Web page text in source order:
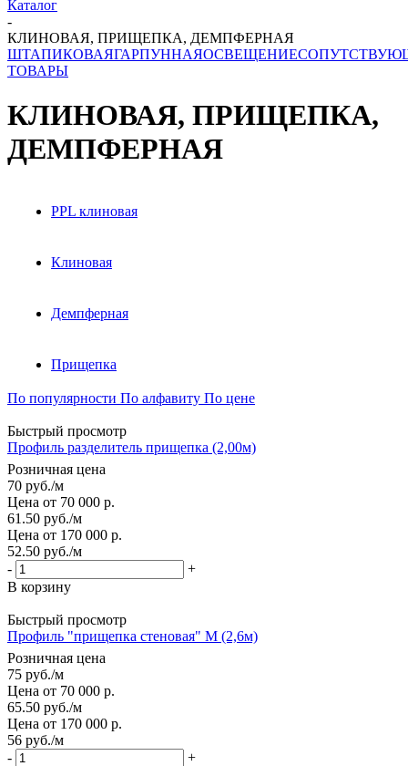
Каталог
-
КЛИНОВАЯ, ПРИЩЕПКА, ДЕМПФЕРНАЯ
ШТАПИКОВАЯГАРПУННАЯОСВЕЩЕНИЕ
ТОВАРЫ
КЛИНОВАЯ, ПРИЩЕПКА,
ДЕМПФЕРНАЯ
PPL клиновая
Клиновая
Демпферная
Прищепка
По популярности По алфавиту По цене
Быстрый просмотр
Профиль разделитель прищепка (2,00м)
Розничная цена
70 руб./м
Цена от 70 000 р.
61.50 руб./м
Цена от 170 000 р.
52.50 руб./м
-
+
В корзину
Быстрый просмотр
Профиль "прищепка стеновая" М (2,6м)
Розничная цена
75 руб./м
Цена от 70 000 р.
65.50 руб./м
Цена от 170 000 р.
56 руб./м
-
+